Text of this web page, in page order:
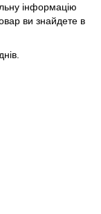
інформацію
ви знайдете в